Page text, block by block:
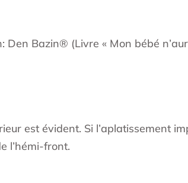
Den Bazin® (Livre « Mon bébé
est évident. Si l’aplatissement
l’hémi-front.